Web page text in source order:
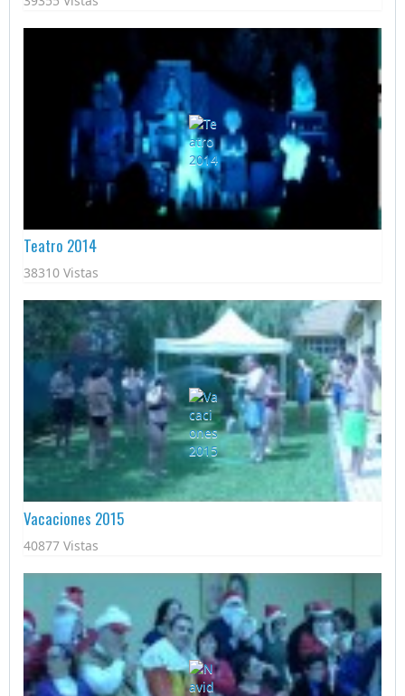
Teatro 2014
38310 Vistas
Vacaciones 2015
40877 Vistas